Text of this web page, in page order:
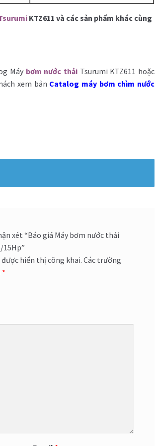
KTZ611 và các sản phẩm khác cùng
Máy bơm nước thảiTsurumi KTZ611 hoặc
xem bản Catalog máy bơm chìm nước
xét “Báo giá Máy bơm nước thải
15Hp”
hiển thị công khai.Các trường
*